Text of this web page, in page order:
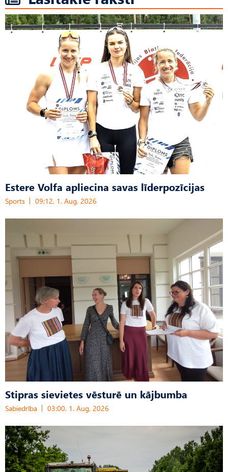
Estere Volfa apliecina savas līderpozīcijas
Sports 09:12, 1. Aug, 2026
Stipras sievietes vēsturē un kājbumba
Sabiedrība 03:00, 1. Aug, 2026